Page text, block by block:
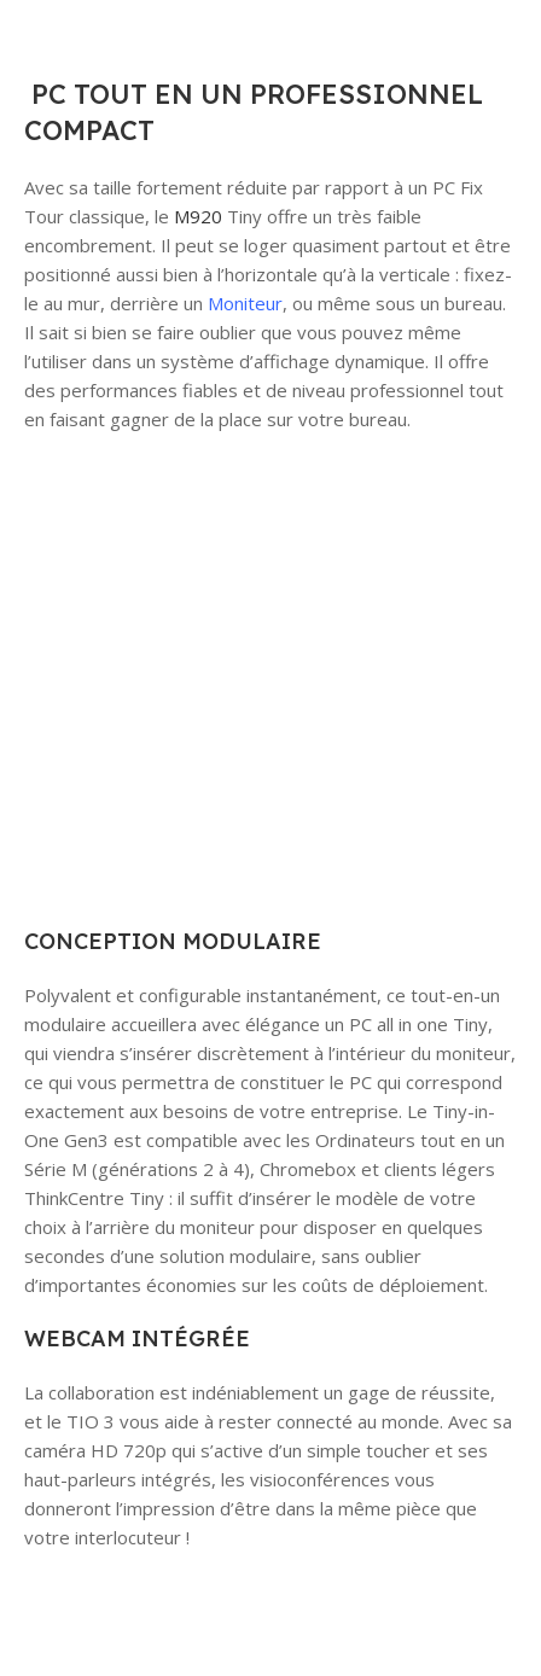
PC TOUT EN UN PROFESSIONNEL
COMPACT
Avec sa taille fortement réduite par rapport à un PC Fix
Tour classique, le M920 Tiny offre un très faible
encombrement. Il peut se loger quasiment partout et être
positionné aussi bien à l’horizontale qu’à la verticale : fixez-
le au mur, derrière un Moniteur, ou même sous un bureau.
Il sait si bien se faire oublier que vous pouvez même
l’utiliser dans un système d’affichage dynamique. Il offre
des performances fiables et de niveau professionnel tout
en faisant gagner de la place sur votre bureau.
CONCEPTION MODULAIRE
Polyvalent et configurable instantanément, ce tout-en-un
modulaire accueillera avec élégance un PC all in one Tiny,
qui viendra s’insérer discrètement à l’intérieur du moniteur,
ce qui vous permettra de constituer le PC qui correspond
exactement aux besoins de votre entreprise. Le Tiny-in-
One Gen3 est compatible avec les Ordinateurs tout en un
Série M (générations 2 à 4), Chromebox et clients légers
ThinkCentre Tiny : il suffit d’insérer le modèle de votre
choix à l’arrière du moniteur pour disposer en quelques
secondes d’une solution modulaire, sans oublier
d’importantes économies sur les coûts de déploiement.
WEBCAM INTÉGRÉE
La collaboration est indéniablement un gage de réussite,
et le TIO 3 vous aide à rester connecté au monde. Avec sa
caméra HD 720p qui s’active d’un simple toucher et ses
haut-parleurs intégrés, les visioconférences vous
donneront l’impression d’être dans la même pièce que
votre interlocuteur !